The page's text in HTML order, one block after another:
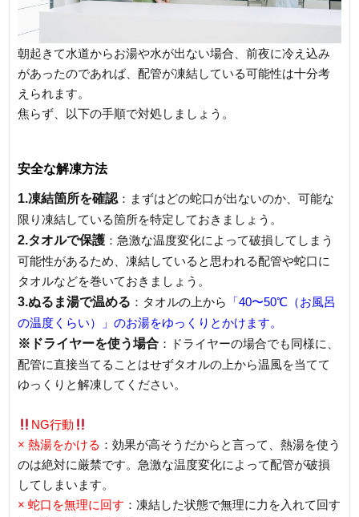
朝起きて水道からお湯や水が出ない場合、前夜に冷え込み
があったのであれば、配管が凍結している可能性は十分考
えられます。
焦らず、以下の手順で対処しましょう。
安全な解凍方法
1.凍結箇所を確認 ：まずはどの蛇口が出ないのか、可能な
限り凍結している箇所を特定しておきましょう。
2.タオルで保護 ：急激な温度変化によって破損してしまう
可能性があるため、凍結していると思われる配管や蛇口に
タオルなどを巻いておきましょう。
3.ぬるま湯で温める ：タオルの上から
「40〜50℃（お風呂
の温度くらい）」のお湯をゆっくりとかけます。
※ドライヤーを使う場合 ：ドライヤーの場合でも同様に、
配管に直接当てることはせずタオルの上から温風を当てて
ゆっくりと解凍してください。
NG行動
× 熱湯をかける ：効果が高そうだからと言って、熱湯を使う
のは絶対に厳禁です。急激な温度変化によって配管が破損
してしまいます。
× 蛇口を無理に回す ：凍結した状態で無理に力を入れて回す